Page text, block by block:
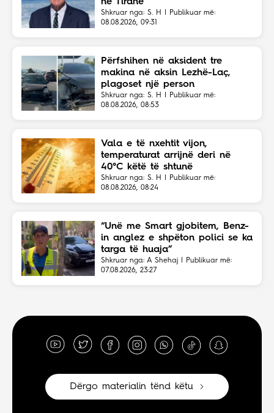
Shkruar nga: S. H | Publikuar më:
08.08.2026, 09:31
Përfshihen në aksident tre
makina në aksin Lezhë-Laç,
plagoset një person
Shkruar nga: S. H | Publikuar më:
08.08.2026, 08:53
Vala e të nxehtit vijon,
temperaturat arrijnë deri në
40°C këtë të shtunë
Shkruar nga: S. H | Publikuar më:
08.08.2026, 08:24
“Unë me Smart gjobitem, Benz-
in anglez e shpëton polici se ka
targa të huaja”
Shkruar nga: A Shehaj | Publikuar më:
07.08.2026, 23:27
Dërgo materialin tënd këtu